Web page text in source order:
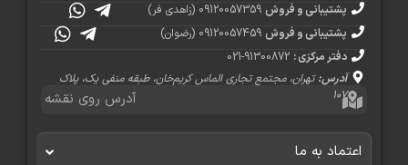
پشتیبانی و فروش09120057359 (زاهدی فر)
پشتیبانی و فروش09120057459 (رضوان)
دفتر مرکزی :91300872-021
تهران، مجتمع تجاری الماس کریم‌خان، طبقه منفی یک، پلاک
آدرس روی نقشه
به ما